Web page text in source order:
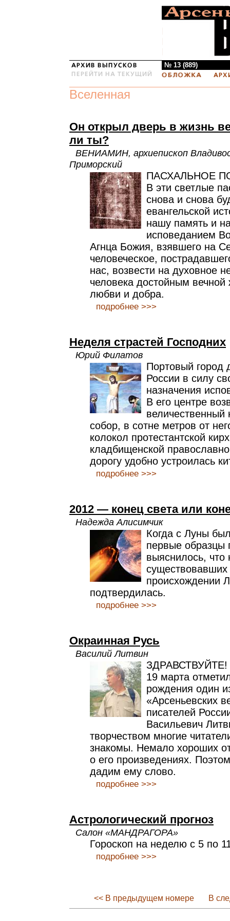
№ 13 (889)
Вселенная
Он открыл дверь в жизнь
ли ты?
ВЕНИАМИН, архиепископ
Приморский
ПАСХАЛЬНОЕ
В эти светлые
снова и снова
евангельской
нашу память и
исповеданием
Агнца Божия, взявшего на
человеческое,
нас, возвести на духовное
человека достойным вечной
любви и добра.
подробнее >>>
Неделя страстей Господних
Юрий Филатов
Портовый город
России в силу
назначения
В его центре
собор, в сотне метров от
колокол протестантской
кладбищенской
дорогу удобно устроилась
подробнее >>>
2012 — конец света или
Надежда Алисимчик
Когда с Луны
первые образцы
выяснилось, что
существовавших
происхождении
подтвердилась.
подробнее >>>
Окраинная Русь
Василий Литвин
ЗДРАВСТВУЙТЕ!
19 марта
рождения один
«Арсеньевских
писателей
Васильевич
творчеством многие
знакомы. Немало хороших
о его произведениях.
дадим ему слово.
подробнее >>>
Астрологический прогноз
Салон «МАНДРАГОРА»
Гороскоп на неделю c 5 по
подробнее >>>
<< В предыдущем номере В